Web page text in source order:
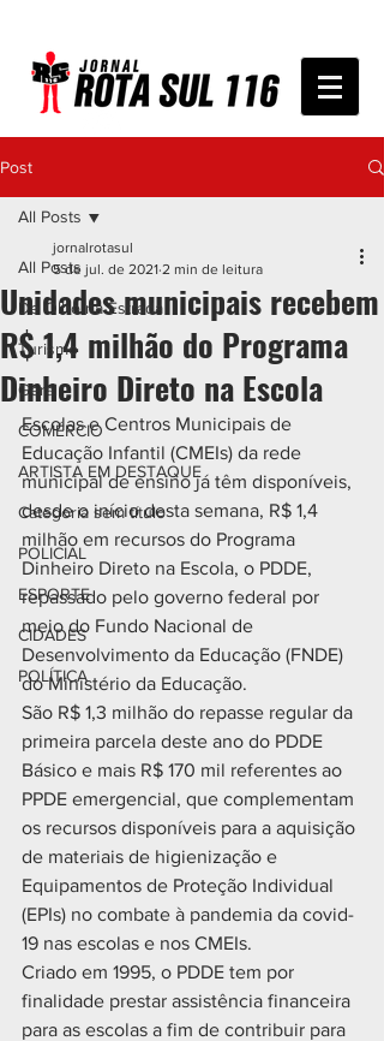
Post
All Posts
De Olho na Estrada
Turismo
Geral
COMÉRCIO
ARTISTA EM DESTAQUE
Categoria sem título
POLICIAL
ESPORTE
CIDADES
POLÍTICA
All Posts
Unidades municipais recebem
R$ 1,4 milhão do Programa
Dinheiro Direto na Escola
jornalrotasul
5 de jul. de 2021 2 min de leitura
Escolas e Centros Municipais de
Educação Infantil (CMEIs) da rede
municipal de ensino já têm disponíveis,
desde o início desta semana, R$ 1,4
milhão em recursos do Programa
Dinheiro Direto na Escola, o PDDE,
repassado pelo governo federal por
meio do Fundo Nacional de
Desenvolvimento da Educação (FNDE)
do Ministério da Educação.
São R$ 1,3 milhão do repasse regular da
primeira parcela deste ano do PDDE
Básico e mais R$ 170 mil referentes ao
PPDE emergencial, que complementam
os recursos disponíveis para a aquisição
de materiais de higienização e
Equipamentos de Proteção Individual
(EPIs) no combate à pandemia da covid-
19 nas escolas e nos CMEIs.
Criado em 1995, o PDDE tem por
finalidade prestar assistência financeira
para as escolas a fim de contribuir para